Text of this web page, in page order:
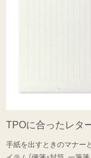
TPOに合った レタ
手紙を出すときのマナー